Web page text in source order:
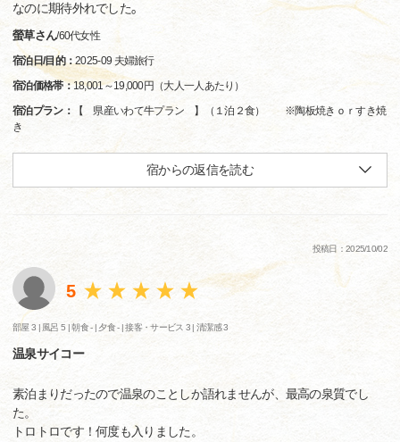
なのに期待外れでした｡
螢草さん/60代女性
宿泊日/目的：2025-09 夫婦旅行
宿泊価格帯：18,001～19,000円（大人一人あたり）
宿泊プラン：
【 県産いわて牛プラン 】（１泊２食） ※陶板焼きｏｒすき焼
き
宿からの返信を読む
投稿日：2025/10/02
5
部屋 3 | 風呂 5 |朝食 - | 夕食 - |接客・サービス 3 |清潔感 3
温泉サイコー
素泊まりだったので温泉のことしか語れませんが、最高の泉質でし
た。
トロトロです！何度も入りました。